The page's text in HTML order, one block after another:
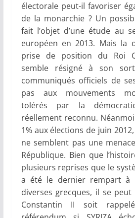
électorale peut-il favoriser
de la monarchie ? Un
fait l’objet d’une étude au
européen en 2013. Mais la
prise de position du Roi
semble résigné à son
communiqués officiels de
pas aux mouvements
tolérés par la
réellement reconnu.
1% aux élections de juin
ne semblent pas une
République. Bien que
plusieurs reprises que le
a été le dernier rempart à
diverses grecques, il se
Constantin II soit